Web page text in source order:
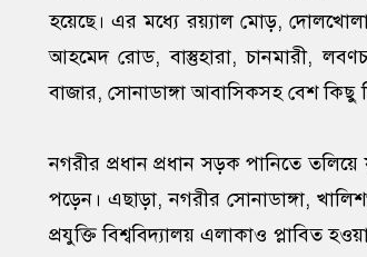
হয়েছে। এর মধ্যে রয়্যাল মোড়,
আহমেদ রোড, বাস্তুহারা, চানমারী,
বাজার, সোনাডাঙ্গা আবাসিকসহ বেশ কিছু
নগরীর প্রধান প্রধান সড়ক পানিতে
পড়েন। এছাড়া, নগরীর সোনাডাঙ্গা,
প্রযুক্তি বিশ্ববিদ্যালয় এলাকাও প্লাবিত